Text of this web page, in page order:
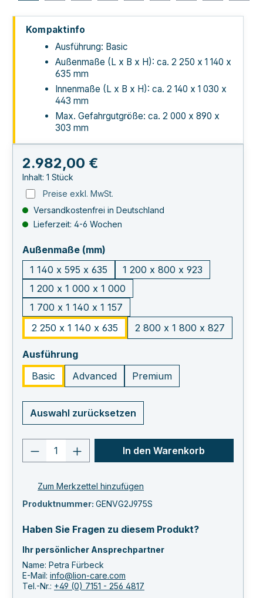
Kompaktinfo
Ausführung: Basic
Außenmaße (L x B x H): ca. 2 250 x 1 140 x
635 mm
Innenmaße (L x B x H): ca. 2 140 x 1 030 x
443 mm
Max. Gefahrgutgröße: ca. 2 000 x 890 x
303 mm
Regulärer Preis:
2.982,00 €
Inhalt: 1 Stück
Preise exkl. MwSt.
Versandkostenfrei in Deutschland
Lieferzeit: 4-6 Wochen
Außenmaße (mm)
1 140 x 595 x 635
1 200 x 800 x 923
1 200 x 1 000 x 1 000
1 700 x 1 140 x 1 157
2 250 x 1 140 x 635
2 800 x 1 800 x 827
Ausführungauswählen
Basic
Advanced Premium
Auswahl zurücksetzen
Produkt Anzahl: Gib den
In den Warenkorb
Zum Merkzettel hinzufügen
Produktnummer: GENVG2J975S
Haben Sie Fragen zu diesem Produkt?
Ihr persönlicher Ansprechpartner
Name: Petra Fürbeck
E-Mail: info@lion-care.com
Tel.-Nr.: +49 (0) 7151 - 256 4817